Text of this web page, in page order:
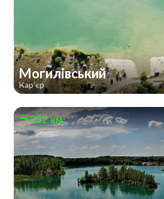
Могилівський
Кар'єр
332 км